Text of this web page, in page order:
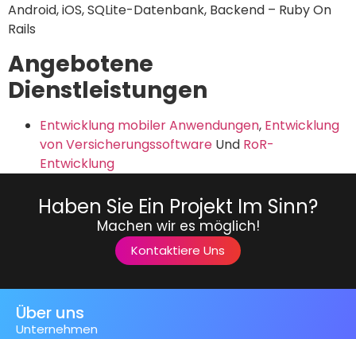
Android, iOS, SQLite-Datenbank, Backend – Ruby On
Rails
Angebotene
Dienstleistungen
Entwicklung mobiler Anwendungen, Entwicklung
von Versicherungssoftware Und RoR-
Entwicklung
Haben Sie Ein Projekt Im Sinn?
Machen wir es möglich!
Kontaktiere Uns
Über uns
Unternehmen